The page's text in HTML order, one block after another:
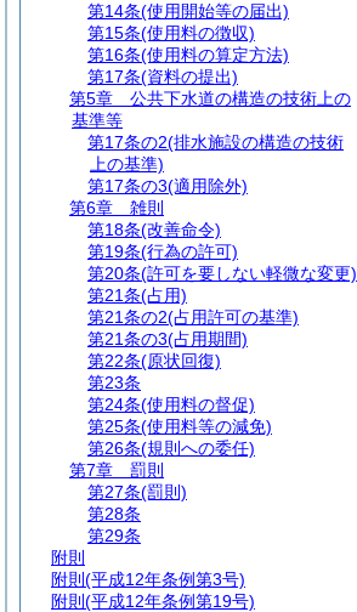
第14条(使用開始等の届出)
第15条(使用料の徴収)
第16条(使用料の算定方法)
第17条(資料の提出)
第5章
公共下水道の構造の技術上の
基準等
第17条の2(排水施設の構造の技術
上の基準)
第17条の3(適用除外)
第6章
雑則
第18条(改善命令)
第19条(行為の許可)
第20条(許可を要しない軽微な変更)
第21条(占用)
第21条の2(占用許可の基準)
第21条の3(占用期間)
第22条(原状回復)
第23条
第24条(使用料の督促)
第25条(使用料等の減免)
第26条(規則への委任)
第7章
罰則
第27条(罰則)
第28条
第29条
附則
附則 (平成12年条例第3号)
附則 (平成12年条例第19号)